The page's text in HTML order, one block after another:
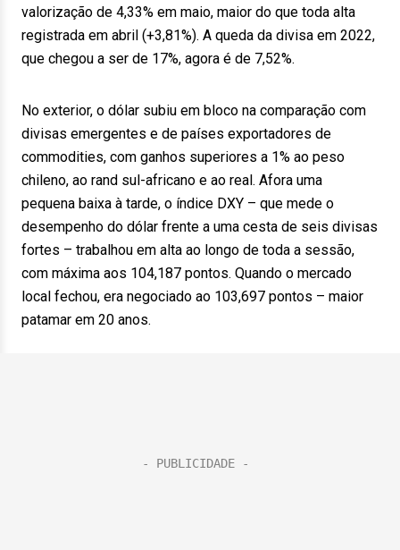
valorização de 4,33% em maio, maior do que toda alta
registrada em abril (+3,81%). A queda da divisa em 2022,
que chegou a ser de 17%, agora é de 7,52%.
No exterior, o dólar subiu em bloco na comparação com
divisas emergentes e de países exportadores de
commodities, com ganhos superiores a 1% ao peso
chileno, ao rand sul-africano e ao real. Afora uma
pequena baixa à tarde, o índice DXY – que mede o
desempenho do dólar frente a uma cesta de seis divisas
fortes – trabalhou em alta ao longo de toda a sessão,
com máxima aos 104,187 pontos. Quando o mercado
local fechou, era negociado ao 103,697 pontos – maior
patamar em 20 anos.